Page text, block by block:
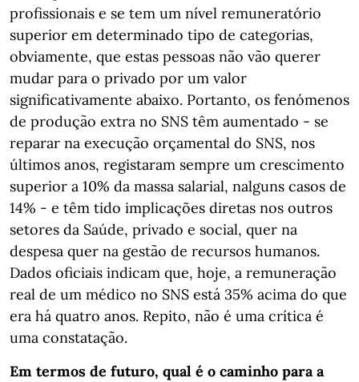
profissionais e se tem um nível remuneratório
superior em determinado tipo de categorias,
obviamente, que estas pessoas não vão querer
mudar para o privado por um valor
significativamente abaixo. Portanto, os fenómenos
de produção extra no SNS têm aumentado - se
reparar na execução orçamental do SNS, nos
últimos anos, registaram sempre um crescimento
superior a 10% da massa salarial, nalguns casos de
14% - e têm tido implicações diretas nos outros
setores da Saúde, privado e social, quer na
despesa quer na gestão de recursos humanos.
Dados oficiais indicam que, hoje, a remuneração
real de um médico no SNS está 35% acima do que
era há quatro anos. Repito, não é uma crítica é
uma constatação.
Em termos de futuro, qual é o caminho para a